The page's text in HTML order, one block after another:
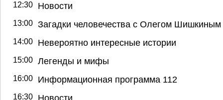
12:30 Новости
13:00 Загадки человечества с Олегом Шишкиным
14:00 Невероятно интересные истории
15:00 Легенды и мифы
16:00 Информационная программа 112
16:30